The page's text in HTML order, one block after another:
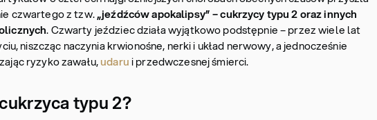
czwartego z tzw.„jeźdźców apokalipsy” – cukrzycy typu 2oraz innych
. Czwarty jeździec działa wyjątkowo podstępnie – przez wiele lat
niszcząc naczynia krwionośne, nerki i układ nerwowy, a jednocześnie
ryzyko zawału,udarui przedwczesnej śmierci.
typu 2?